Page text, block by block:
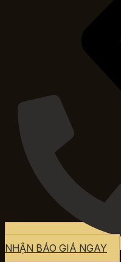
NHẬN BÁO GIÁ NGAY